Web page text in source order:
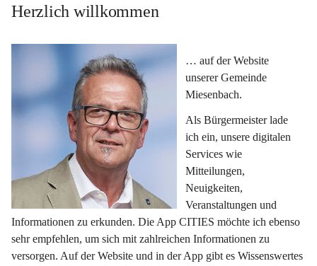
Herzlich willkommen
… auf der Website
unserer Gemeinde
Miesenbach.
Als Bürgermeister lade
ich ein, unsere digitalen
Services wie
Mitteilungen,
Neuigkeiten,
Veranstaltungen und
Informationen zu erkunden. Die App CITIES möchte ich ebenso
sehr empfehlen, um sich mit zahlreichen Informationen zu
versorgen. Auf der Website und in der App gibt es Wissenswertes